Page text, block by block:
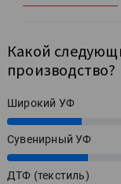
Какой
производство?
Широкий УФ
25%
Сувенирный УФ
27%
ДТФ (текстиль)